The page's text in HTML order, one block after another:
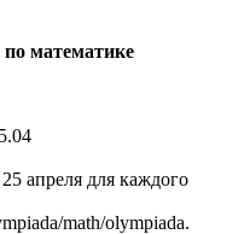
математике
апреля для каждого
math/olympiada.